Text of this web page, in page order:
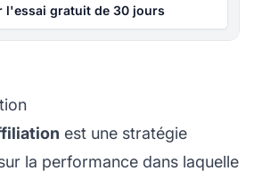
l'essai gratuit de 30 jours
est une stratégie
la performance dans laquelle